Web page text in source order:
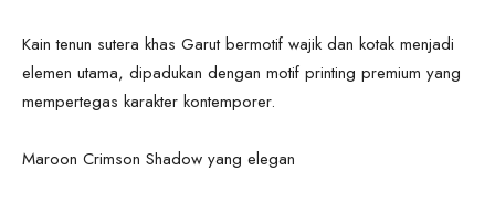
Kain tenun sutera khas Garut bermotif wajik dan kotak menjadi
elemen utama, dipadukan dengan motif printing premium yang
mempertegas karakter kontemporer.
Maroon Crimson Shadow yang elegan